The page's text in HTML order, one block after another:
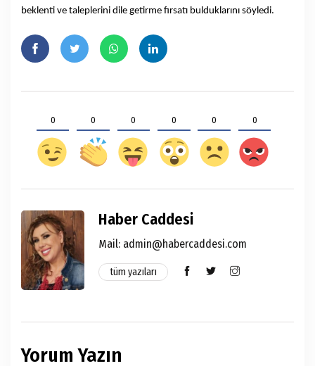
beklenti ve taleplerini dile getirme fırsatı bulduklarını söyledi.
0 0 0 0 0 0
Haber Caddesi
Mail: admin@habercaddesi.com
tüm yazıları
Yorum Yazın